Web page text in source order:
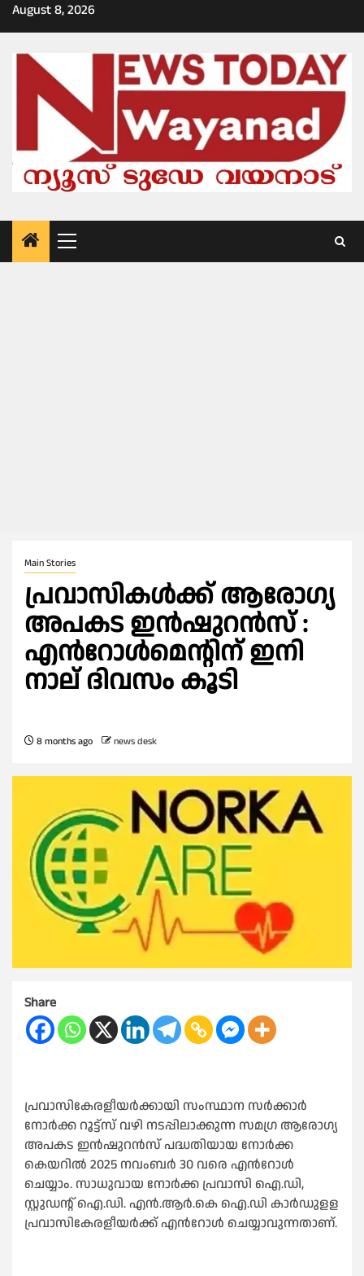
Skip
to
August 8, 2026
Primary
Menu
Main Stories
പ്രവാസികൾക്ക് ആരോഗ്യ
അപകട ഇൻഷുറൻസ് :
എൻറോള്‍മെന്റിന് ഇനി
നാല് ദിവസം കൂടി
8 months ago news desk
Share
പ്രവാസികേരളീയര്‍ക്കായി സംസ്ഥാന സര്‍ക്കാര്‍
നോര്‍ക്ക റൂട്ട്സ് വഴി നടപ്പിലാക്കുന്ന സമഗ്ര ആരോഗ്യ
അപകട ഇൻഷുറൻസ് പദ്ധതിയായ നോര്‍ക്ക
കെയറില്‍ 2025 നവംബര്‍ 30 വരെ എന്‍റോള്‍
ചെയ്യാം. സാധുവായ നോര്‍ക്ക പ്രവാസി ഐ.ഡി,
സ്റ്റുഡന്റ് ഐ.ഡി. എന്‍.ആര്‍.കെ ഐ.ഡി കാര്‍ഡുളള
പ്രവാസികേരളീയര്‍ക്ക് എന്‍റോള്‍ ചെയ്യാവുന്നതാണ്.